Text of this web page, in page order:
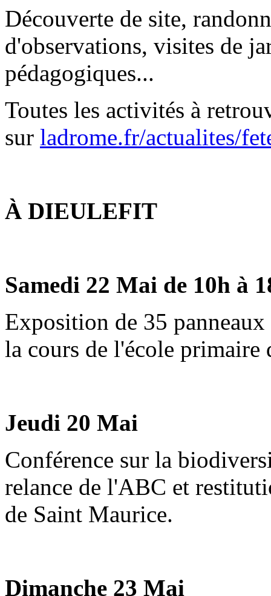
Découverte de site,
d'observations, visites de
pédagogiques...
Toutes les activités à
sur ladrome.fr/actualites/
À DIEULEFIT
Samedi 22 Mai de 10h à
Exposition de 35
la cours de l'école primaire
Jeudi 20 Mai
Conférence sur la
relance de l'ABC et
de Saint Maurice.
Dimanche 23 Mai